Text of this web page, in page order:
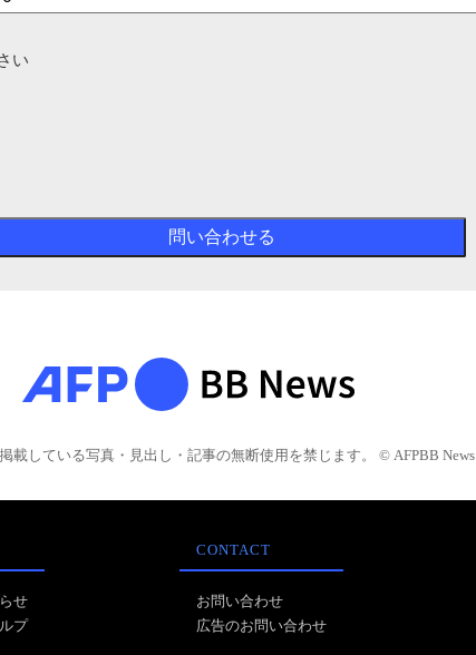
い
載している写真・見出し・記事の無断使用を禁じます。 © AFPBB News
せ
プ
CONTACT
お問い合わせ
広告のお問い合わせ